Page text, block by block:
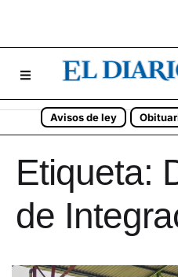
Avisos de ley
Etiqueta:
de